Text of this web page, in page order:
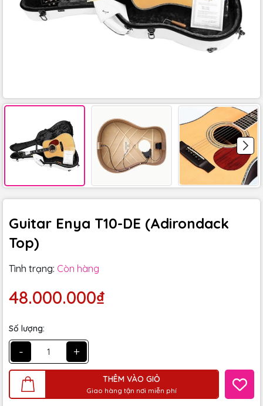
Guitar Enya T10-DE (Adirondack
Top)
Tình trạng: Còn hàng
48.000.000₫
Số lượng:
- +
THÊM VÀO GIỎ
Giao hàng tận nơi miễn phí